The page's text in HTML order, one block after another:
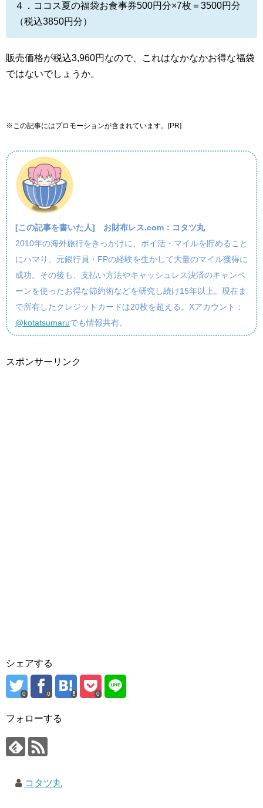
４．ココス夏の福袋お食事券500円分×7枚＝3500円分
（税込3850円分）
販売価格が税込3,960円なので、これはなかなかお得な福袋
ではないでしょうか。
※この記事にはプロモーションが含まれています。[PR]
[この記事を書いた人] お財布レス.com：コタツ丸
2010年の海外旅行をきっかけに、ポイ活・マイルを貯めること
にハマり、元銀行員・FPの経験を生かして大量のマイル獲得に
成功。その後も、支払い方法やキャッシュレス決済のキャンペ
ーンを使ったお得な節約術などを研究し続け15年以上。現在ま
で所有したクレジットカードは20枚を超える。Xアカウント：
@kotatsumaruでも情報共有。
スポンサーリンク
シェアする
0 0 0
フォローする
コタツ丸